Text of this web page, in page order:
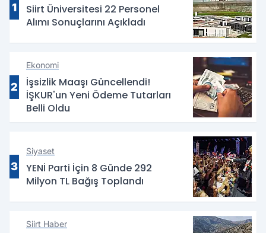
1
Siirt Üniversitesi 22 Personel
Alımı Sonuçlarını Açıkladı
2
Ekonomi
İşsizlik Maaşı Güncellendi!
İŞKUR'un Yeni Ödeme Tutarları
Belli Oldu
3
Siyaset
YENİ Parti İçin 8 Günde 292
Milyon TL Bağış Toplandı
Siirt Haber